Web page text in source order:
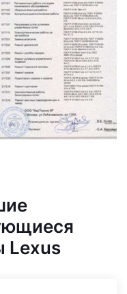
Lexus